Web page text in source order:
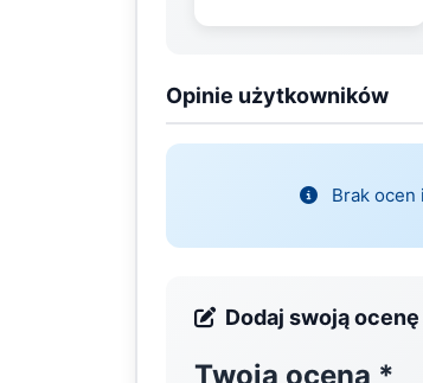
Opinie użytkowników
Brak ocen
Dodaj swoją ocenę
Twoja ocena *